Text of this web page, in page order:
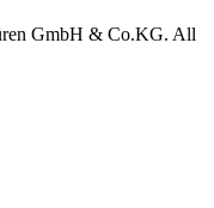
GmbH & Co.KG. All